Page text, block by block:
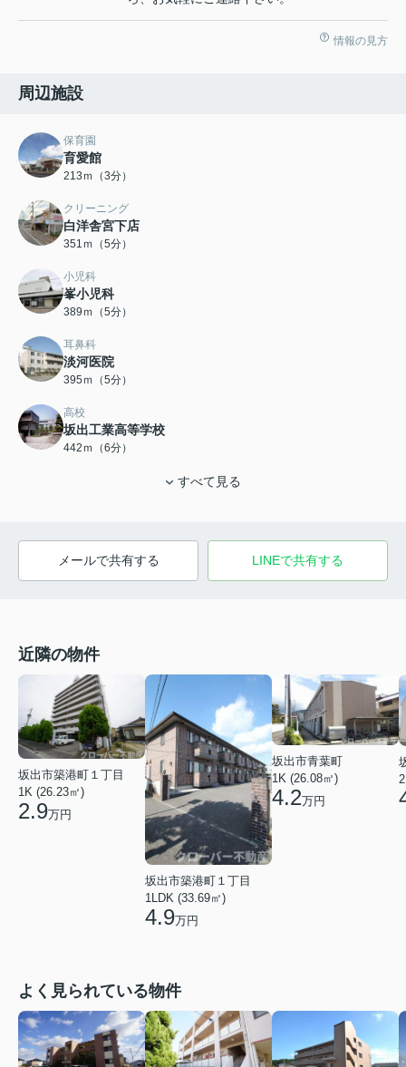
情報の見方
周辺施設
保育園
育愛館
213ｍ（3分）
クリーニング
白洋舎宮下店
351ｍ（5分）
小児科
峯小児科
389ｍ（5分）
耳鼻科
淡河医院
395ｍ（5分）
高校
坂出工業高等学校
442ｍ（6分）
すべて見る
メールで共有する LINEで共有する
近隣の物件
坂出市築港町１丁目
1K (26.23㎡)
2.9万円
坂出市築港町１丁目
1LDK (33.69㎡)
4.9万円
坂出市青葉町
1K (26.08㎡)
4.2万円
よく見られている物件